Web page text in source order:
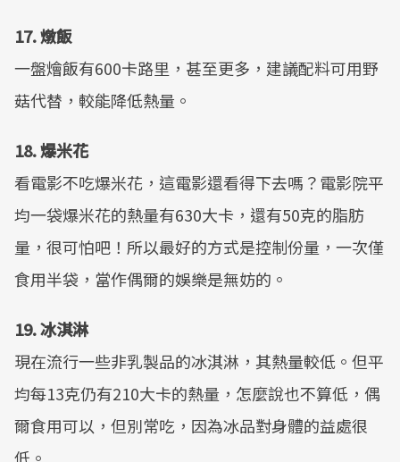
17. 燉飯
一盤燴飯有600卡路里，甚至更多，建議配料可用野
菇代替，較能降低熱量。
18. 爆米花
看電影不吃爆米花，這電影還看得下去嗎？電影院平
均一袋爆米花的熱量有630大卡，還有50克的脂肪
量，很可怕吧！所以最好的方式是控制份量，一次僅
食用半袋，當作偶爾的娛樂是無妨的。
19. 冰淇淋
現在流行一些非乳製品的冰淇淋，其熱量較低。但平
均每13克仍有210大卡的熱量，怎麼說也不算低，偶
爾食用可以，但別常吃，因為冰品對身體的益處很